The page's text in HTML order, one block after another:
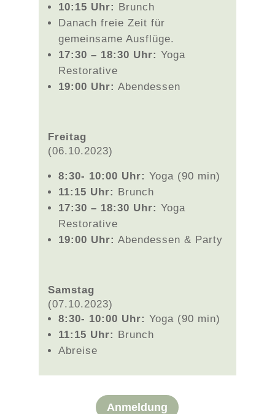
10:15 Uhr: Brunch
Danach freie Zeit für
gemeinsame Ausflüge.
17:30 – 18:30 Uhr: Yoga
Restorative
19:00 Uhr: Abendessen
Freitag
(06.10.2023)
8:30- 10:00 Uhr: Yoga (90 min)
11:15 Uhr: Brunch
17:30 – 18:30 Uhr: Yoga
Restorative
19:00 Uhr: Abendessen & Party
Samstag
(07.10.2023)
8:30- 10:00 Uhr: Yoga (90 min)
11:15 Uhr: Brunch
Abreise
Anmeldung